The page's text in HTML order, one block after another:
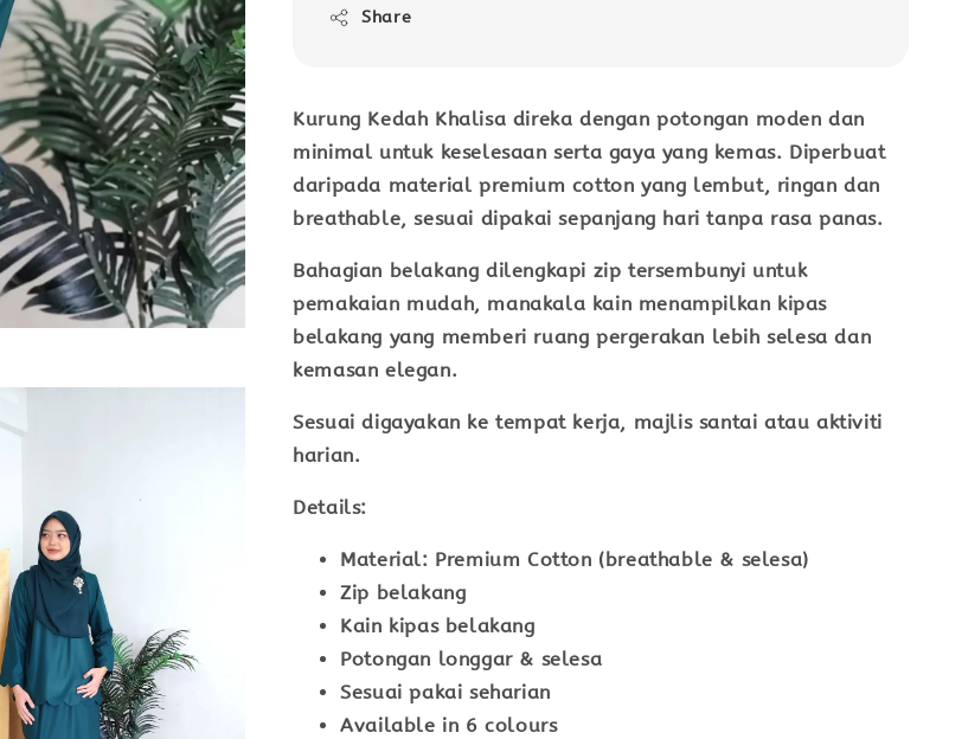
Share
Kurung Kedah Khalisa direka dengan potongan moden dan
minimal untuk keselesaan serta gaya yang kemas. Diperbuat
daripada material premium cotton yang lembut, ringan dan
breathable, sesuai dipakai sepanjang hari tanpa rasa panas.
Bahagian belakang dilengkapi zip tersembunyi untuk
pemakaian mudah, manakala kain menampilkan kipas
belakang yang memberi ruang pergerakan lebih selesa dan
kemasan elegan.
Sesuai digayakan ke tempat kerja, majlis santai atau aktiviti
harian.
Details:
Material: Premium Cotton (breathable & selesa)
Zip belakang
Kain kipas belakang
Potongan longgar & selesa
Sesuai pakai seharian
Available in 6 colours